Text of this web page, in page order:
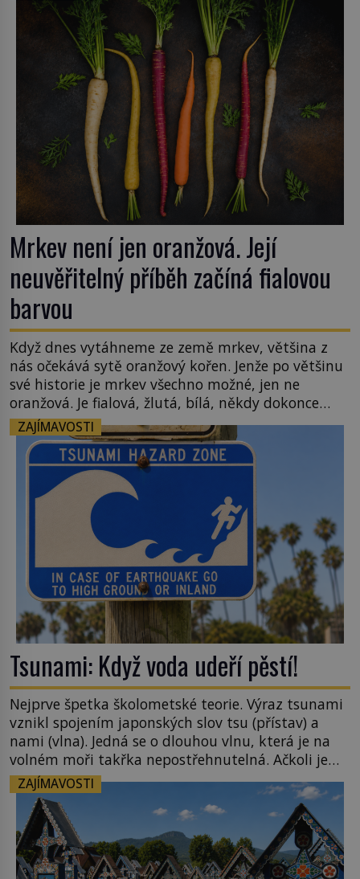
Mrkev není jen oranžová. Její
neuvěřitelný příběh začíná fialovou
barvou
Když dnes vytáhneme ze země mrkev, většina z
nás očekává sytě oranžový kořen. Jenže po většinu
své historie je mrkev všechno možné, jen ne
oranžová. Je fialová, žlutá, bílá, někdy dokonce
téměř černá. Až díky stovkám let pečlivého
šlechtění se z ní stává zelenina, bez které si českou
zahradu ani nedokážeme představit. Její příběh je
ZAJÍMAVOSTI
Tsunami: Když voda udeří pěstí!
Nejprve špetka školometské teorie. Výraz tsunami
vznikl spojením japonských slov tsu (přístav) a
nami (vlna). Jedná se o dlouhou vlnu, která je na
volném moři takřka nepostřehnutelná. Ačkoli je
vlnová délka tsunami i 300 kilometrů, výška vlny
na volném moři je maximálně 1,5 metru. Máme se
podobné obří vlny obávat i v Evropě? Vznik
tsunami si […]
ZAJÍMAVOSTI